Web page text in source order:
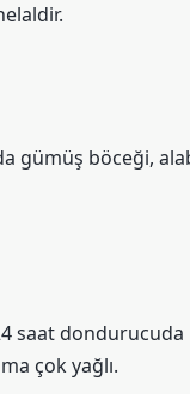
gümüş böceği,
24 saat
çok yağlı.